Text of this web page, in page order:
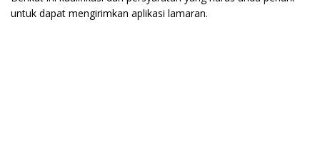
untuk dapat mengirimkan aplikasi lamaran.